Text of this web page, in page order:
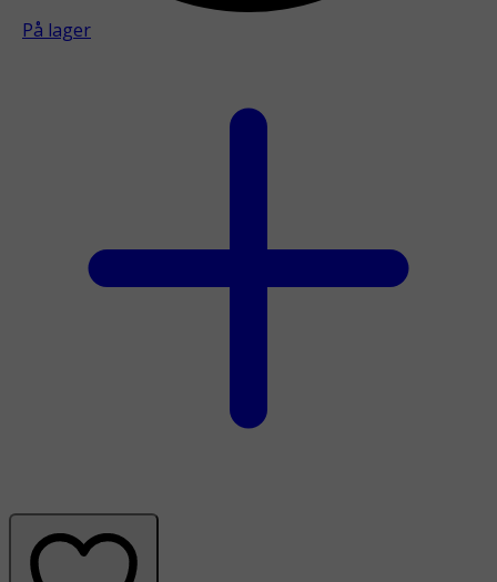
På lager